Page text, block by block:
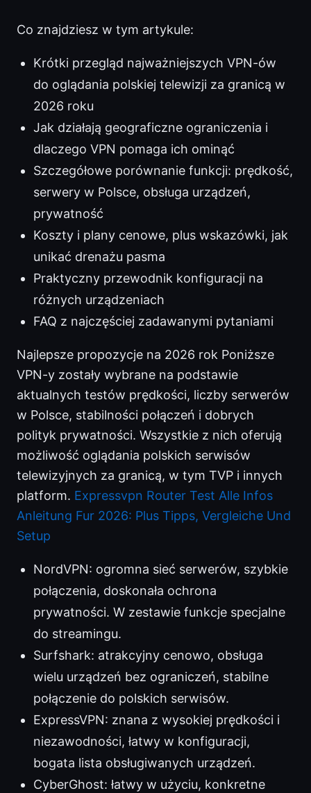
Co znajdziesz w tym artykule:
Krótki przegląd najważniejszych VPN-ów
do oglądania polskiej telewizji za granicą w
2026 roku
Jak działają geograficzne ograniczenia i
dlaczego VPN pomaga ich ominąć
Szczegółowe porównanie funkcji: prędkość,
serwery w Polsce, obsługa urządzeń,
prywatność
Koszty i plany cenowe, plus wskazówki, jak
unikać drenażu pasma
Praktyczny przewodnik konfiguracji na
różnych urządzeniach
FAQ z najczęściej zadawanymi pytaniami
Najlepsze propozycje na 2026 rok Poniższe
VPN-y zostały wybrane na podstawie
aktualnych testów prędkości, liczby serwerów
w Polsce, stabilności połączeń i dobrych
polityk prywatności. Wszystkie z nich oferują
możliwość oglądania polskich serwisów
telewizyjnych za granicą, w tym TVP i innych
platform. Expressvpn Router Test Alle Infos
Anleitung Fur 2026: Plus Tipps, Vergleiche Und
Setup
NordVPN: ogromna sieć serwerów, szybkie
połączenia, doskonała ochrona
prywatności. W zestawie funkcje specjalne
do streamingu.
Surfshark: atrakcyjny cenowo, obsługa
wielu urządzeń bez ograniczeń, stabilne
połączenie do polskich serwisów.
ExpressVPN: znana z wysokiej prędkości i
niezawodności, łatwy w konfiguracji,
bogata lista obsługiwanych urządzeń.
CyberGhost: łatwy w użyciu, konkretne